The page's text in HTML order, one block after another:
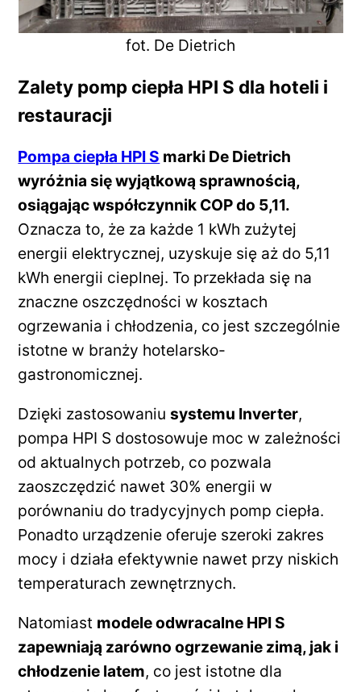
fot. De Dietrich
Zalety pomp ciepła HPI S dla hoteli i
restauracji
Pompa ciepła HPI S marki De Dietrich
wyróżnia się wyjątkową sprawnością,
osiągając współczynnik COP do 5,11.
Oznacza to, że za każde 1 kWh zużytej
energii elektrycznej, uzyskuje się aż do 5,11
kWh energii cieplnej. To przekłada się na
znaczne oszczędności w kosztach
ogrzewania i chłodzenia, co jest szczególnie
istotne w branży hotelarsko-
gastronomicznej.
Dzięki zastosowaniusystemu Inverter,
pompa HPI S dostosowuje moc w zależności
od aktualnych potrzeb, co pozwala
zaoszczędzić nawet 30% energii w
porównaniu do tradycyjnych pomp ciepła.
Ponadto urządzenie oferuje szeroki zakres
mocy i działa efektywnie nawet przy niskich
temperaturach zewnętrznych.
Natomiast modele odwracalne HPI S
zapewniają zarówno ogrzewanie zimą, jak i
chłodzenie latem, co jest istotne dla